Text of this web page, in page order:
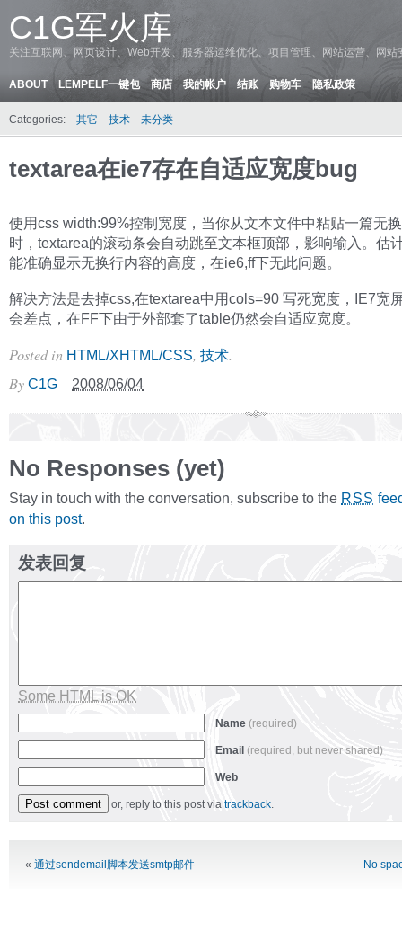
C1G军火库
关注互联网、网页设计、Web开发、服务器运维优化、项目管理、网站运营、网
ABOUT LEMPELF一键包 商店 我的帐户 结账 购物车 隐私政策
Categories: 其它 技术 未分类
textarea在ie7存在自适应宽度bug
使用css width:99%控制宽度，当你从文本文件中粘贴一篇无
时，textarea的滚动条会自动跳至文本框顶部，影响输入。估
能准确显示无换行内容的高度，在ie6,ff下无此问题。
解决方法是去掉css,在textarea中用cols=90 写死宽度，IE7宽
会差点，在FF下由于外部套了table仍然会自适应宽度。
Posted in HTML/XHTML/CSS, 技术.
By C1G – 2008/06/04
No Responses (yet)
Stay in touch with the conversation, subscribe to the RSS
on this post.
发表回复
Some HTML is OK
Name (required)
Email (required, but never shared)
Web
or, reply to this post via trackback.
« 通过sendemail脚本发送smtp邮件 No